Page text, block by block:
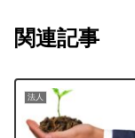
関連記事
法人